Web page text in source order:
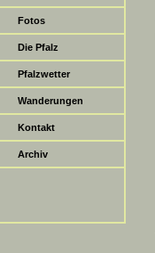
Fotos
Die Pfalz
Pfalzwetter
Wanderungen
Kontakt
Archiv